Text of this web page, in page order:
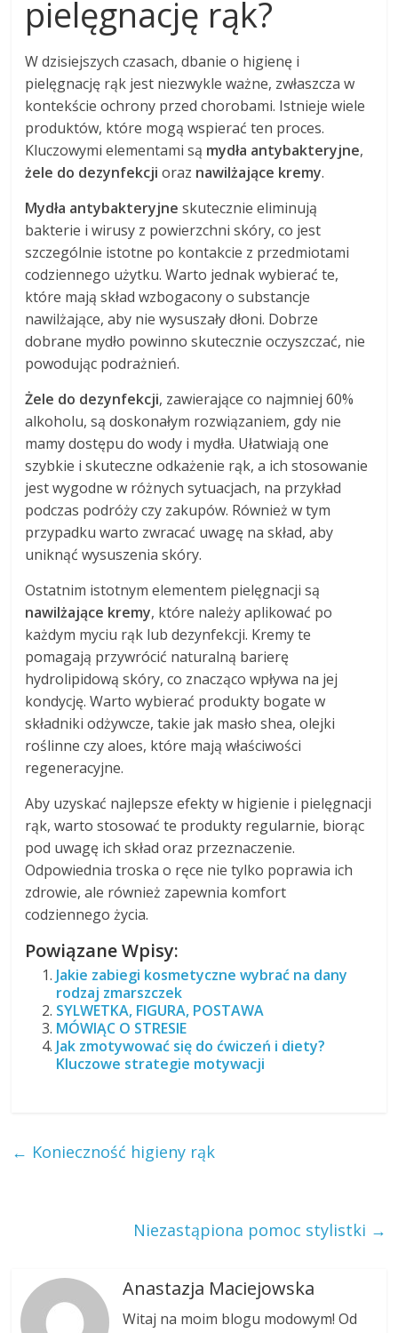
pielęgnację rąk?
W dzisiejszych czasach, dbanie o higienę i
pielęgnację rąk jest niezwykle ważne, zwłaszcza w
kontekście ochrony przed chorobami. Istnieje wiele
produktów, które mogą wspierać ten proces.
Kluczowymi elementami są mydła antybakteryjne,
żele do dezynfekcji oraz nawilżające kremy.
Mydła antybakteryjne skutecznie eliminują
bakterie i wirusy z powierzchni skóry, co jest
szczególnie istotne po kontakcie z przedmiotami
codziennego użytku. Warto jednak wybierać te,
które mają skład wzbogacony o substancje
nawilżające, aby nie wysuszały dłoni. Dobrze
dobrane mydło powinno skutecznie oczyszczać, nie
powodując podrażnień.
Żele do dezynfekcji, zawierające co najmniej 60%
alkoholu, są doskonałym rozwiązaniem, gdy nie
mamy dostępu do wody i mydła. Ułatwiają one
szybkie i skuteczne odkażenie rąk, a ich stosowanie
jest wygodne w różnych sytuacjach, na przykład
podczas podróży czy zakupów. Również w tym
przypadku warto zwracać uwagę na skład, aby
uniknąć wysuszenia skóry.
Ostatnim istotnym elementem pielęgnacji są
nawilżające kremy, które należy aplikować po
każdym myciu rąk lub dezynfekcji. Kremy te
pomagają przywrócić naturalną barierę
hydrolipidową skóry, co znacząco wpływa na jej
kondycję. Warto wybierać produkty bogate w
składniki odżywcze, takie jak masło shea, olejki
roślinne czy aloes, które mają właściwości
regeneracyjne.
Aby uzyskać najlepsze efekty w higienie i pielęgnacji
rąk, warto stosować te produkty regularnie, biorąc
pod uwagę ich skład oraz przeznaczenie.
Odpowiednia troska o ręce nie tylko poprawia ich
zdrowie, ale również zapewnia komfort
codziennego życia.
Powiązane Wpisy:
Jakie zabiegi kosmetyczne wybrać na dany
rodzaj zmarszczek
SYLWETKA, FIGURA, POSTAWA
MÓWIĄC O STRESIE
Jak zmotywować się do ćwiczeń i diety?
Kluczowe strategie motywacji
← Konieczność higieny rąk
Niezastąpiona pomoc stylistki →
Anastazja Maciejowska
Witaj na moim blogu modowym! Od